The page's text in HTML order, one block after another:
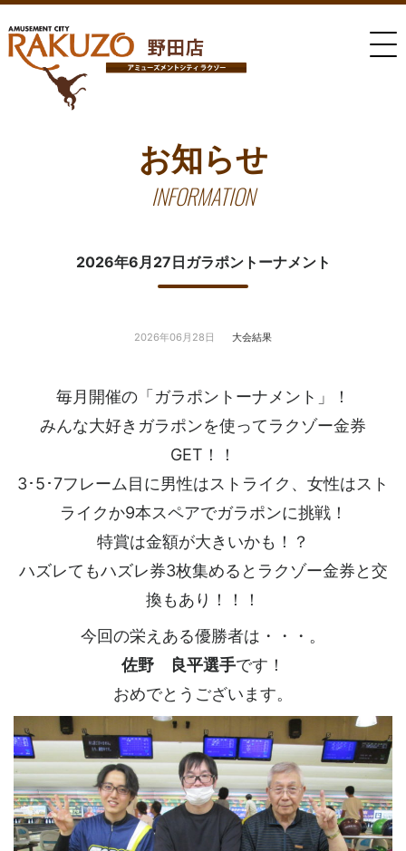
お知らせ
INFORMATION
2026年6月27日ガラポントーナメント
2026年06月28日 大会結果
毎月開催の「ガラポントーナメント」！
みんな大好きガラポンを使ってラクゾー金券
GET！！
3･5･7フレーム目に男性はストライク、女性はスト
ライクか9本スペアでガラポンに挑戦！
特賞は金額が大きいかも！？
ハズレてもハズレ券3枚集めるとラクゾー金券と交
換もあり！！！
今回の栄えある優勝者は・・・。
佐野 良平選手です！
おめでとうございます。